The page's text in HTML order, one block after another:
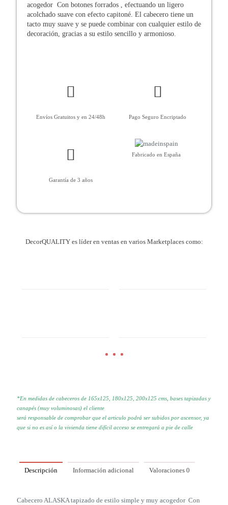
acogedor Con botones forrados , efectuando un ligero
acolchado suave con efecto capitoné. El cabecero tiene un
tacto muy suave y se puede combinar con cualquier estilo de
decoración, gracias a su estilo sencillo y armonioso.
Envíos Gratuitos y en 24/48h Pago Seguro Encriptado
Garantía de 3 años
Fabricado en España
DecorQUALITY es líder en ventas en varios Marketplaces como:
*En medidas de cabeceros de 165x125, 180x125, 200x125 cms, bases tapizadas y
canapés (muy voluminosas) el cliente
será responsable de comprobar que el articulo podrá ser subidos porascensor, ya
que si no es así o la vivienda tiene difícil acceso se entregará a pie de calle
Descripción Información adicional Valoraciones 0
Cabecero ALASKA tapizado de estilo simple y muy acogedor Con